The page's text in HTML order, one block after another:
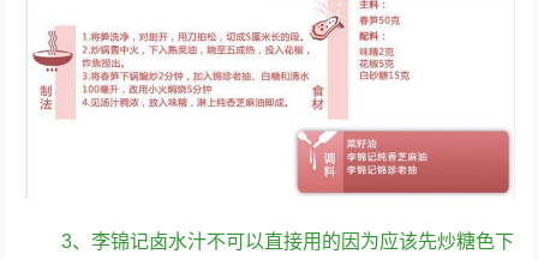
3、李锦记卤水汁不可以直接用的因为应该先炒糖色下